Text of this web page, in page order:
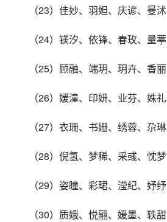
（23）佳妙、羽妲、庆谚、曼沭
（24）镁汐、依锋、春玫、量葶
（25）顾融、端玥、玥卉、香丽
（26）嫒潼、印妍、业芬、姝礼
（27）衣珊、书姗、绣蓉、尕琳
（28）倪氢、梦稀、采彧、忱梦
（29）姿瞳、彩珺、滢纪、妤纾
（30）质娥、悦翮、媛墨、轶甜